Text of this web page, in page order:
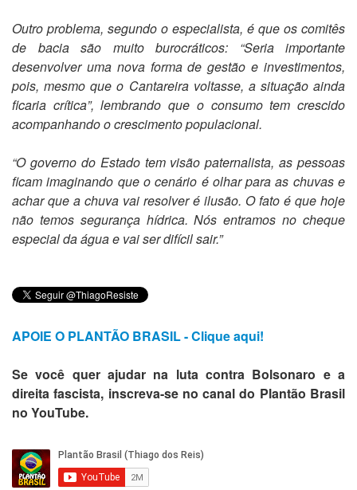
Outro problema, segundo o especialista, é que os comitês
de bacia são muito burocráticos: “Seria importante
desenvolver uma nova forma de gestão e investimentos,
pois, mesmo que o Cantareira voltasse, a situação ainda
ficaria crítica”, lembrando que o consumo tem crescido
acompanhando o crescimento populacional.
“O governo do Estado tem visão paternalista, as pessoas
ficam imaginando que o cenário é olhar para as chuvas e
achar que a chuva vai resolver é ilusão. O fato é que hoje
não temos segurança hídrica. Nós entramos no cheque
especial da água e vai ser difícil sair.”
APOIE O PLANTÃO BRASIL - Clique aqui!
Se você quer ajudar na luta contra Bolsonaro e a
direita fascista, inscreva-se no canal do Plantão Brasil
no YouTube.